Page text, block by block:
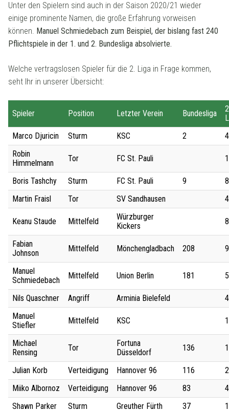
Unter den Spielern sind auch in der Saison 2020/21 wieder
einige prominente Namen, die große Erfahrung vorweisen
können. Manuel Schmiedebach zum Beispiel, der bislang fast 240
Pflichtspiele in der 1. und 2. Bundesliga absolvierte.
Welche vertragslosen Spieler für die 2. Liga in Frage kommen,
seht Ihr in unserer Übersicht:
Spieler Position Letzter Verein Bundesliga
Marco Djuricin
Sturm KSC 2
Robin
Himmelmann
Tor FC St. Pauli
Boris Tashchy Sturm FC St. Pauli 9
Martin Fraisl
Tor SV Sandhausen
Keanu Staude Mittelfeld
Würzburger
Kickers
Fabian
Johnson
Mittelfeld Mönchengladbach 208
Manuel
Schmiedebach
Mittelfeld Union Berlin 181
Nils Quaschner Angriff Arminia Bielefeld
Manuel
Stiefler
Mittelfeld KSC
Michael
Rensing
Tor
Fortuna
Düsseldorf
136
Julian Korb Verteidigung Hannover 96 116
Miiko Albornoz
Verteidigung Hannover 96 83
Shawn Parker
Sturm Greuther Fürth 37